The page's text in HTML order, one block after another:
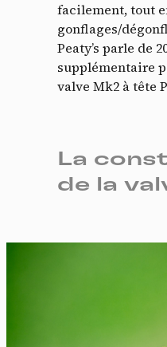
facilement, tout
gonflages/
Peaty’s parle de
supplémentaire
valve Mk2 à tête
La
de la